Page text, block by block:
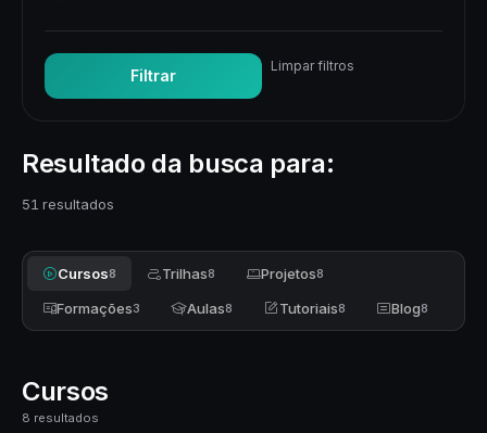
Resultado da busca para:
51 resultados
Cursos8 Trilhas8 Projetos8
Formações3 Aulas8 Tutoriais8 Blog8
Cursos
8 resultados
Filtrar
Limpar filtros